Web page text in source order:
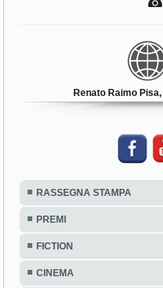
Renato Raimo
RASSEGNA STAMPA
PREMI
FICTION
CINEMA